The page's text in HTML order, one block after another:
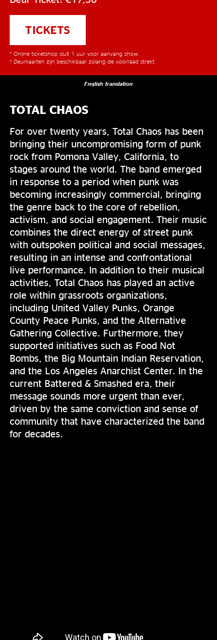
TICKETS
* Online ticketshop sluit 1 uur voor aanvang show.
* Deurkaarten zijn beschikbaar zolang de voorraad strekt.
English translation
TOTAL CHAOS
For over twenty years, Total Chaos has been
bringing their uncompromising form of punk
rock from Pomona Valley, California, to
stages around the world. The band emerged
in response to a period when punk was
becoming increasingly commercial, bringing
the genre back to the core of rebellion,
activism, and social engagement. Their music
combines the direct energy of street punk
with outspoken political and social messages,
resulting in an intense and confrontational
live performance. In addition to their musical
activities, Total Chaos has played an active
role within grassroots organizations,
including United Valley Punks, Orange
County Peace Punks, and the Alternative
Gathering Collective. Furthermore, they
supported initiatives such as Food Not
Bombs, the Big Mountain Indian Reservation,
and the Los Angeles Anarchist Center. In the
current Battered & Smashed era, their
message sounds more urgent than ever,
driven by the same conviction and sense of
community that have characterized the band
for decades.